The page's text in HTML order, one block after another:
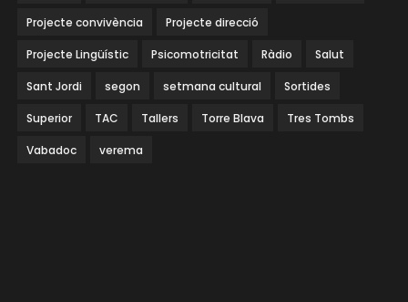
Projecte convivència Projecte direcció
Projecte Lingüístic Psicomotricitat Ràdio Salut
Sant Jordi segon setmana cultural Sortides
Superior TAC Tallers Torre Blava Tres Tombs
Vabadoc verema